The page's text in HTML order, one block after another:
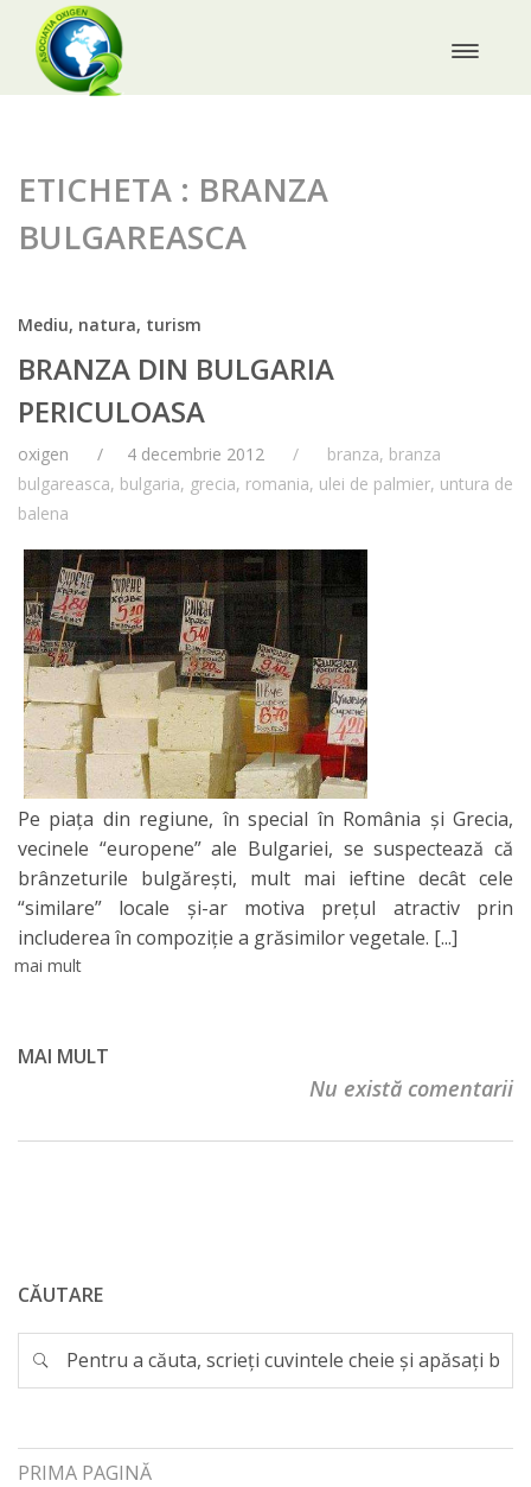
ETICHETA : BRANZA
BULGAREASCA
Mediu, natura, turism
BRANZA DIN BULGARIA
PERICULOASA
oxigen 4 decembrie 2012 branza, branza
bulgareasca, bulgaria, grecia, romania, ulei de palmier, untura de
balena
Pe piaţa din regiune, în special în România şi Grecia,
vecinele “europene” ale Bulgariei, se suspectează că
brânzeturile bulgăreşti, mult mai ieftine decât cele
“similare” locale şi-ar motiva preţul atractiv prin
includerea în compoziţie a grăsimilor vegetale. [...]
mai mult
MAI MULT
Nu există comentarii
CĂUTARE
PRIMA PAGINĂ